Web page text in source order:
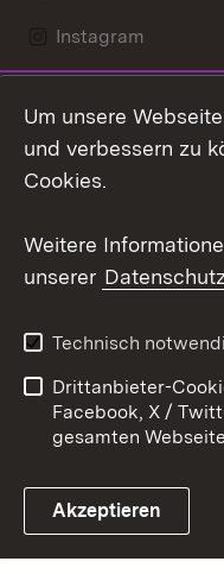
Instagram
Mastodon
Youtube
Link zum Landesportal
Kontakt
Barrierefreiheit
Impressum
Um unsere
und verbessern zu
Cookies.
Weitere
unserer
Technisch
Drittanbieter-
Facebook, X /
gesamten
Akzeptieren